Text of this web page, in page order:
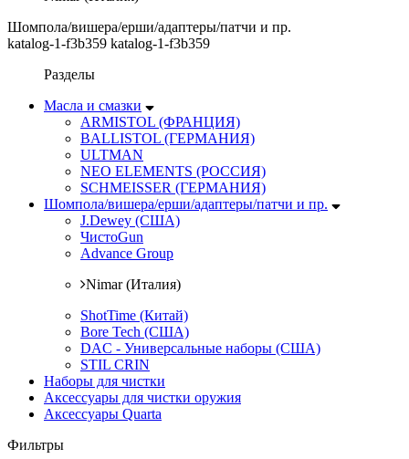
Шомпола/вишера/ерши/адаптеры/патчи и пр.
katalog-1-f3b359 katalog-1-f3b359
Разделы
Масла и смазки
ARMISTOL (ФРАНЦИЯ)
BALLISTOL (ГЕРМАНИЯ)
ULTMAN
NEO ELEMENTS (РОССИЯ)
SCHMEISSER (ГЕРМАНИЯ)
Шомпола/вишера/ерши/адаптеры/патчи и пр.
J.Dewey (США)
ЧистоGun
Advance Group
Nimar (Италия)
ShotTime (Китай)
Bore Tech (США)
DAC - Универсальные наборы (США)
STIL CRIN
Наборы для чистки
Аксессуары для чистки оружия
Аксессуары Quarta
Фильтры